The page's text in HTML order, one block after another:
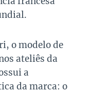
o modelo de
ateliês da
a
da marca: o